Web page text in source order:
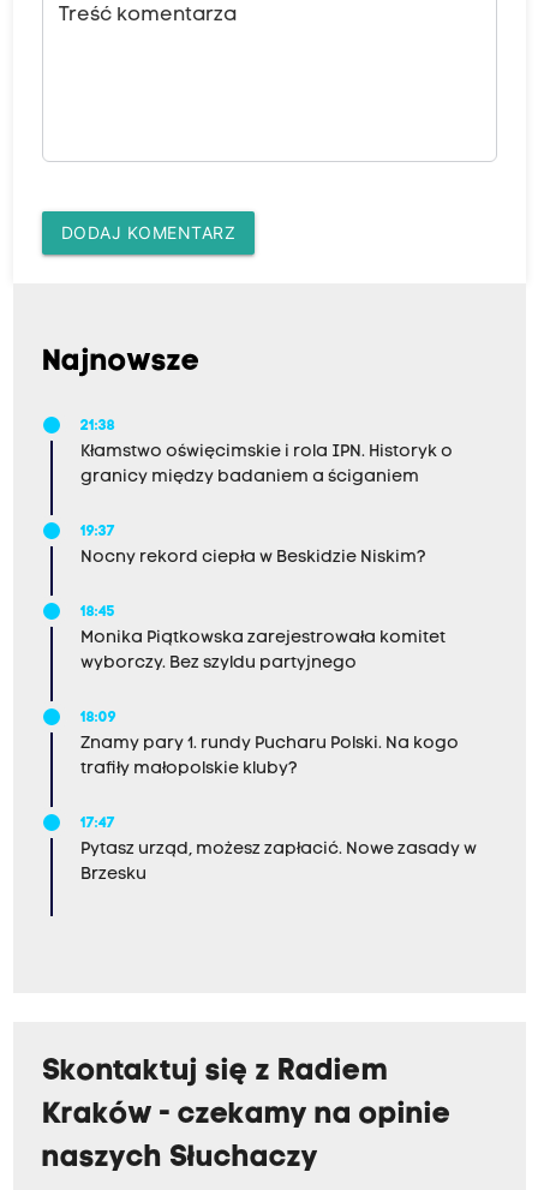
Treść komentarza
DODAJ KOMENTARZ
Najnowsze
21:38
Kłamstwo oświęcimskie i rola IPN. Historyk o
granicy między badaniem a ściganiem
19:37
Nocny rekord ciepła w Beskidzie Niskim?
18:45
Monika Piątkowska zarejestrowała komitet
wyborczy. Bez szyldu partyjnego
18:09
Znamy pary 1. rundy Pucharu Polski. Na kogo
trafiły małopolskie kluby?
17:47
Pytasz urząd, możesz zapłacić. Nowe zasady w
Brzesku
Skontaktuj się z Radiem
Kraków - czekamy na opinie
naszych Słuchaczy